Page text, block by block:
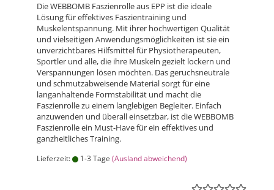
Die WEBBOMB Faszienrolle aus EPP ist die ideale
Lösung für effektives Faszientraining und
Muskelentspannung. Mit ihrer hochwertigen Qualität
und vielseitigen Anwendungsmöglichkeiten ist sie ein
unverzichtbares Hilfsmittel für Physiotherapeuten,
Sportler und alle, die ihre Muskeln gezielt lockern und
Verspannungen lösen möchten. Das geruchsneutrale
und schmutzabweisende Material sorgt für eine
langanhaltende Formstabilität und macht die
Faszienrolle zu einem langlebigen Begleiter. Einfach
anzuwenden und überall einsetzbar, ist die WEBBOMB
Faszienrolle ein Must-Have für ein effektives und
ganzheitliches Training.
Lieferzeit: 1-3 Tage (Ausland abweichend)